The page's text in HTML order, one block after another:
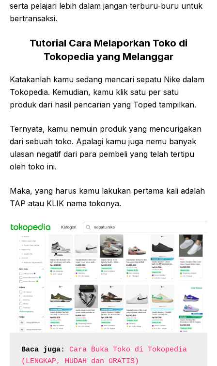
serta pelajari lebih dalam jangan terburu-buru untuk
bertransaksi.
Tutorial Cara Melaporkan Toko di
Tokopedia yang Melanggar
Katakanlah kamu sedang mencari sepatu Nike dalam
Tokopedia. Kemudian, kamu klik satu per satu
produk dari hasil pencarian yang Toped tampilkan.
Ternyata, kamu nemuin produk yang mencurigakan
dari sebuah toko. Apalagi kamu juga nemu banyak
ulasan negatif dari para pembeli yang telah tertipu
oleh toko ini.
Maka, yang harus kamu lakukan pertama kali adalah
TAP atau KLIK nama tokonya.
Baca juga:
Cara Buka Toko di Tokopedia
(LENGKAP, MUDAH dan GRATIS)